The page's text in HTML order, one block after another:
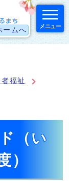
ームへ メニュー
福祉
（い
）